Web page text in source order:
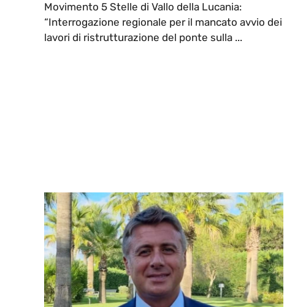
Movimento 5 Stelle di Vallo della Lucania:
“Interrogazione regionale per il mancato avvio dei
lavori di ristrutturazione del ponte sulla ...